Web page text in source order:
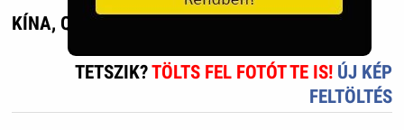
KÍNA, QINGDAO - UTAZÁS, ÉLMÉNY
TETSZIK?TÖLTS FEL FOTÓT TE IS! ÚJ KÉP
FELTÖLTÉS